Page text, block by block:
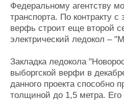
Федеральному агентству
транспорта. По контракту с
верфь строит еще второй
электрический ледокол –
Закладка ледокола
выборгской верфи в
данного проекта способно
толщиной до 1,5 метра. Его